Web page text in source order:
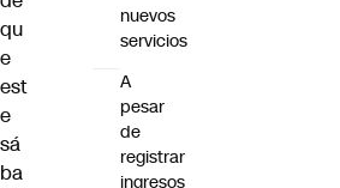
qu
e
est
e
sá
ba
nuevos
servicios
A
pesar
de
registrar
ingresos